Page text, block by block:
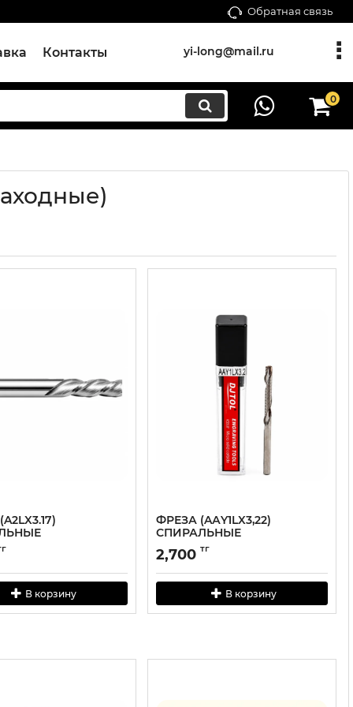
Обратная связь
Контакты yi-long@mail.ru
0
В корзину
ФРЕЗА (AАY1LX3,22)
СПИРАЛЬНЫЕ
ОДНОЗАХОДНЫЕ
2,700 тг
В корзину